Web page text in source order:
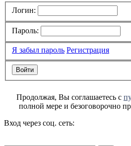
Логин:
Пароль:
Я забыл пароль Регистрация
Продолжая, Вы соглашаетесь с
полной мере и безоговорочно
Вход через соц. сеть: